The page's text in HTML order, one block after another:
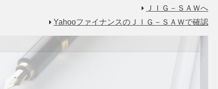
ＪＩＧ－ＳＡＷへ
YahooファイナンスのＪＩＧ－ＳＡＷで確認